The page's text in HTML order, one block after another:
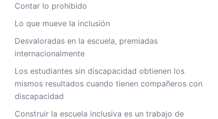
Contar lo prohibido
Lo que mueve la inclusión
Desvaloradas en la escuela, premiadas
internacionalmente
Los estudiantes sin discapacidad obtienen los
mismos resultados cuando tienen compañeros con
discapacidad
Construir la escuela inclusiva es un trabajo de